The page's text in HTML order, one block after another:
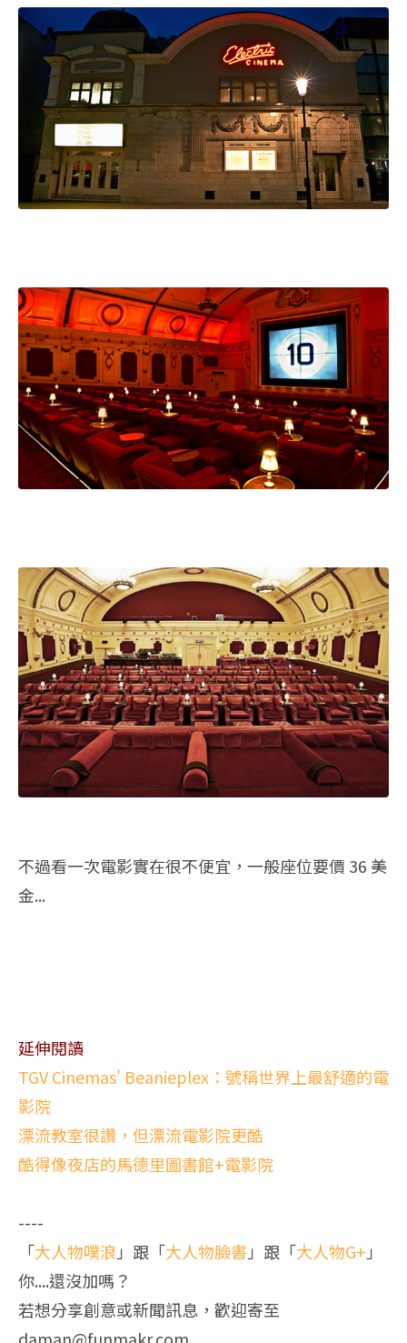
不過看一次電影實在很不便宜，一般座位要價 36 美
金...
延伸閱讀
TGV Cinemas' Beanieplex：號稱世界上最舒適的電
影院
漂流教室很讚，但漂流電影院更酷
酷得像夜店的馬德里圖書館+電影院
----
「大人物噗浪 」跟「大人物臉書」跟「大人物G+ 」
你....還沒加嗎？
若想分享創意或新聞訊息，歡迎寄至